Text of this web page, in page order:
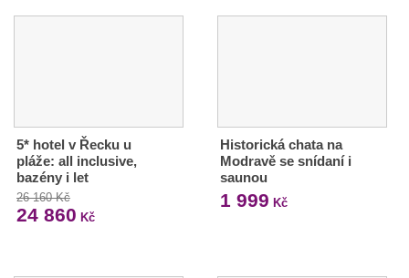
5* hotel v Řecku u
pláže: all inclusive,
bazény i let
26 160 Kč
24 860 Kč
Historická chata na
Modravě se snídaní i
saunou
1 999 Kč